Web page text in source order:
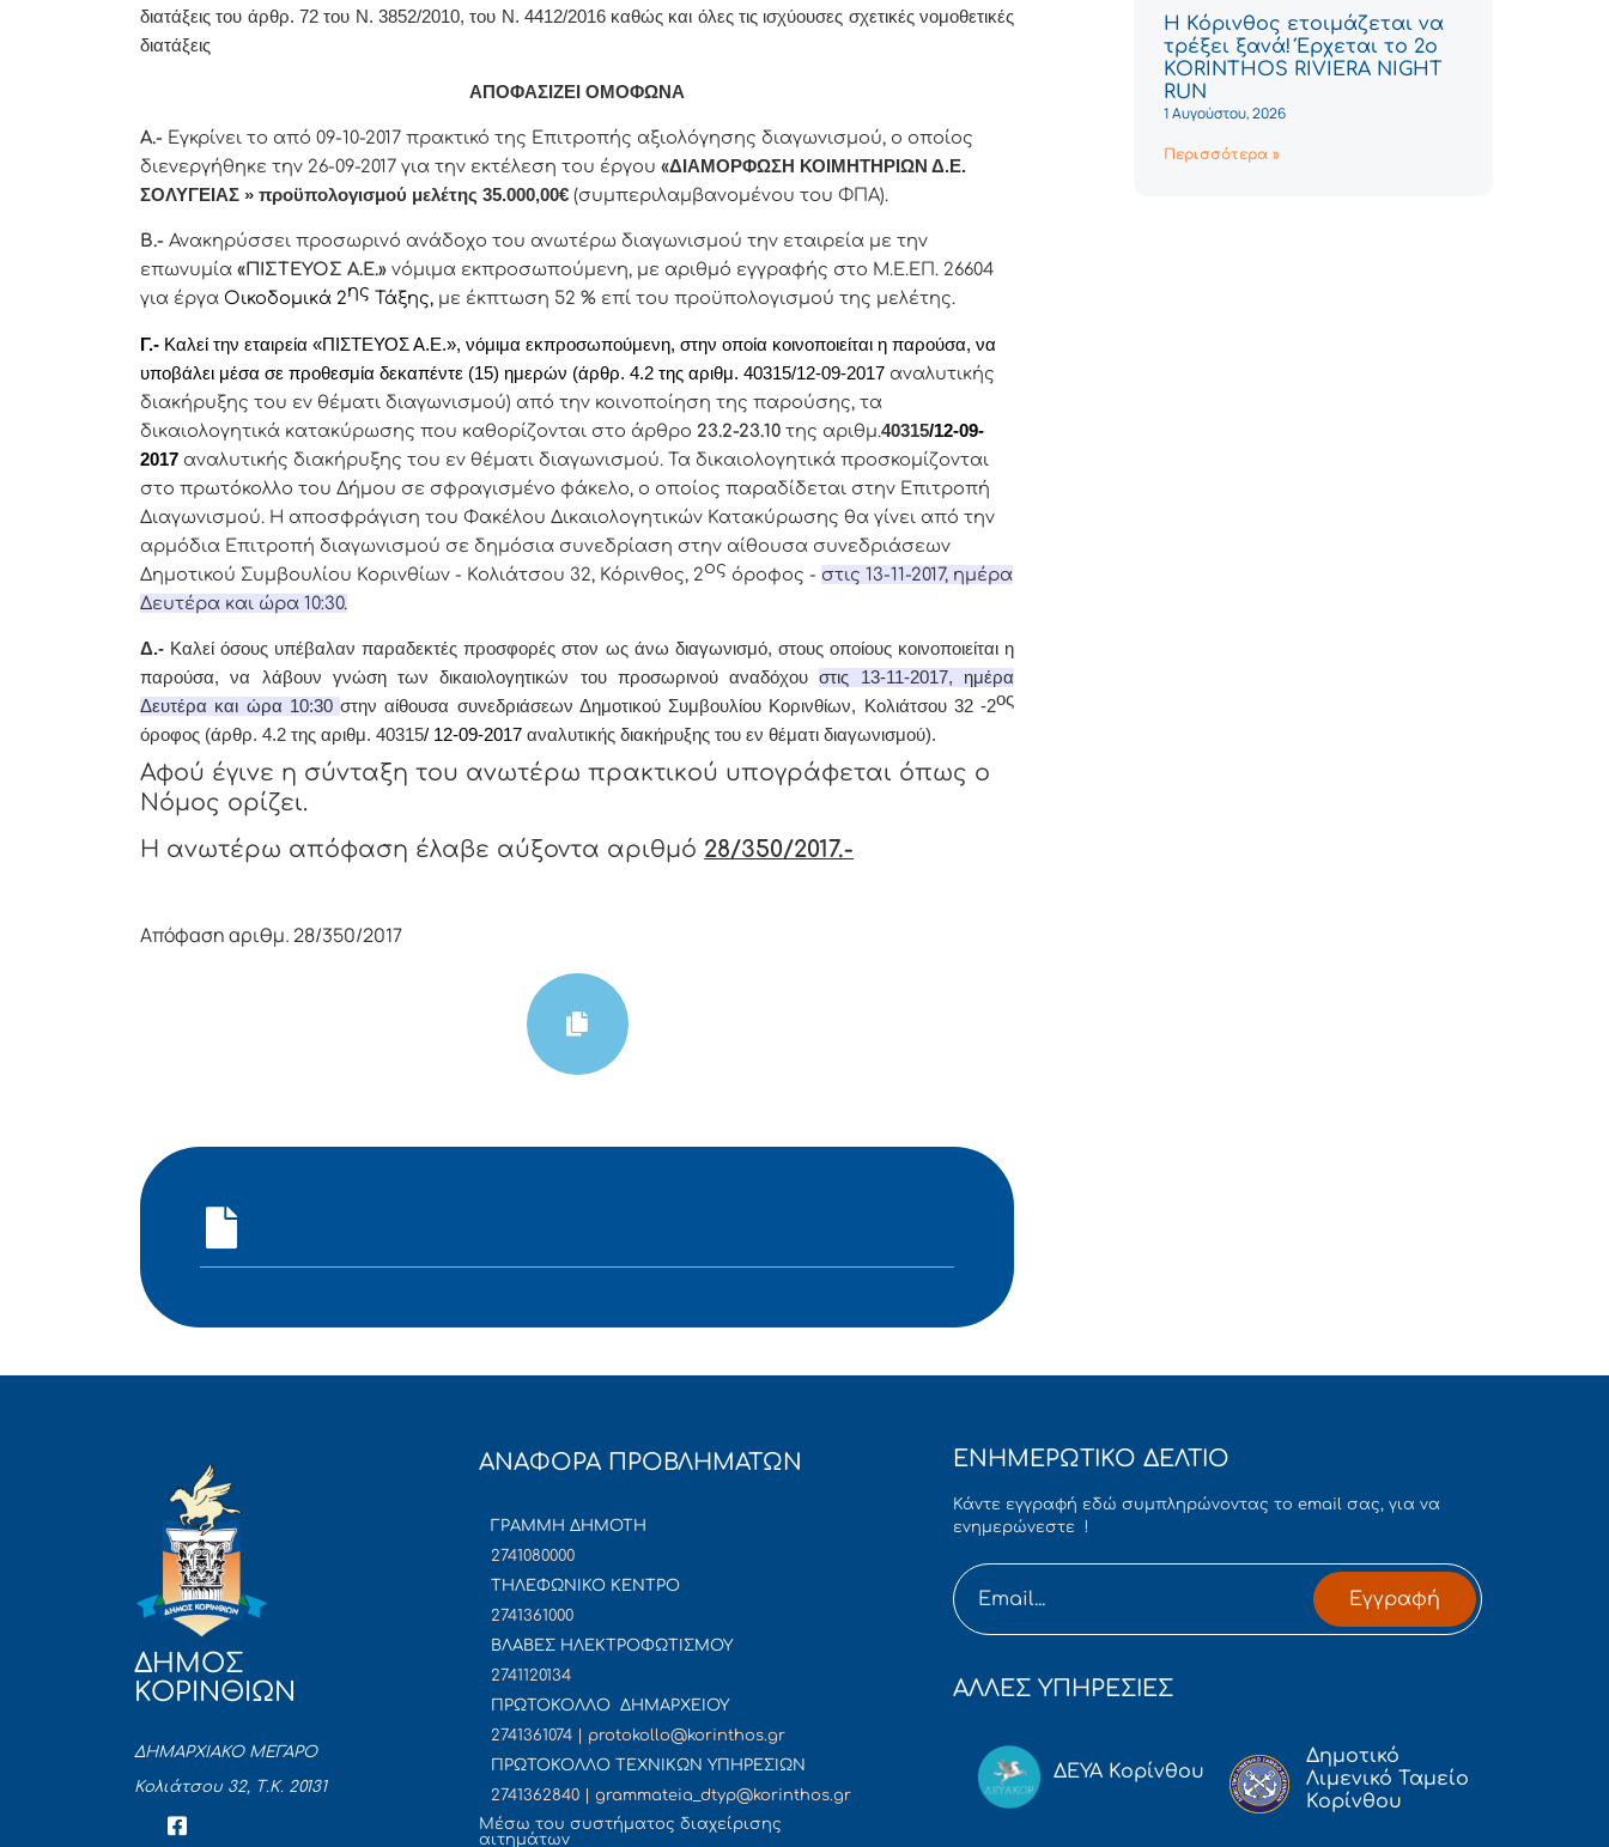
διατάξεις του άρθρ. 72 του Ν. 3852/2010, του Ν. 4412/2016 καθώς και όλες τις ισχύουσες σχετικές νομοθετικές
διατάξεις
ΑΠΟΦΑΣΙΖΕΙ ΟΜΟΦΩΝΑ
Α.- Εγκρίνει το από 09-10-2017 πρακτικό της Επιτροπής αξιολόγησης διαγωνισμού, ο οποίος
διενεργήθηκε την 26-09-2017 για την εκτέλεση του έργου «ΔΙΑΜΟΡΦΩΣΗ ΚΟΙΜΗΤΗΡΙΩΝ Δ.Ε.
ΣΟΛΥΓΕΙΑΣ » προϋπολογισμού μελέτης 35.000,00€ (συμπεριλαμβανομένου του ΦΠΑ).
Β.- Ανακηρύσσει προσωρινό ανάδοχο του ανωτέρω διαγωνισμού την εταιρεία με την
επωνυμία «ΠΙΣΤΕΥΟΣ Α.Ε.» νόμιμα εκπροσωπούμενη, με αριθμό εγγραφής στο Μ.Ε.ΕΠ. 26604
για έργα Οικοδομικά 2ης Τάξης, με έκπτωση 52 % επί του προϋπολογισμού της μελέτης.
Γ.- Καλεί την εταιρεία «ΠΙΣΤΕΥΟΣ Α.Ε.», νόμιμα εκπροσωπούμενη, στην οποία κοινοποιείται η παρούσα, να
υποβάλει μέσα σε προθεσμία δεκαπέντε (15) ημερών (άρθρ. 4.2 της αριθμ. 40315/12-09-2017 αναλυτικής
διακήρυξης του εν θέματι διαγωνισμού) από την κοινοποίηση της παρούσης, τα
δικαιολογητικά κατακύρωσης που καθορίζονται στο άρθρο 23.2-23.10 της αριθμ.40315/12-09-
2017 αναλυτικής διακήρυξης του εν θέματι διαγωνισμού. Τα δικαιολογητικά προσκομίζονται
στο πρωτόκολλο του Δήμου σε σφραγισμένο φάκελο, ο οποίος παραδίδεται στην Επιτροπή
Διαγωνισμού. Η αποσφράγιση του Φακέλου Δικαιολογητικών Κατακύρωσης θα γίνει από την
αρμόδια Επιτροπή διαγωνισμού σε δημόσια συνεδρίαση στην αίθουσα συνεδριάσεων
Δημοτικού Συμβουλίου Κορινθίων - Κολιάτσου 32, Κόρινθος, 2ος όροφος - στις 13-11-2017, ημέρα
Δευτέρα και ώρα 10:30.
Δ.- Καλεί όσους υπέβαλαν παραδεκτές προσφορές στον ως άνω διαγωνισμό, στους οποίους κοινοποιείται η
παρούσα, να λάβουν γνώση των δικαιολογητικών του προσωρινού αναδόχουστις 13-11-2017, ημέρα
Δευτέρα και ώρα 10:30 στην αίθουσα συνεδριάσεων Δημοτικού Συμβουλίου Κορινθίων, Κολιάτσου 32 -2ος
όροφος (άρθρ. 4.2 της αριθμ. 40315/ 12-09-2017 αναλυτικής διακήρυξης του εν θέματι διαγωνισμού).
Αφoύ έγιvε η σύvταξη τoυ αvωτέρω πρακτικoύ υπoγράφεται όπως o
Νόμoς oρίζει.
Η αvωτέρω απόφαση έλαβε αύξοντα αριθμό 28/350/2017.-
Απόφαση αριθμ. 28/350/2017
Η Κόρινθος ετοιμάζεται να
τρέξει ξανά! Έρχεται το 2ο
KORINTHOS RIVIERA NIGHT
RUN
1 Αυγούστου, 2026
Περισσότερα »
ΔΗΜΟΣ
ΚΟΡΙΝΘΙΩΝ
ΔΗΜΑΡΧΙΑΚΟ ΜΕΓΑΡΟ
Κολιάτσου 32, Τ.Κ. 20131
ΑΝΑΦΟΡΑ ΠΡΟΒΛΗΜΑΤΩΝ
ΓΡΑΜΜΗ ΔΗΜΟΤΗ
2741080000
ΤΗΛΕΦΩΝΙΚΟ ΚΕΝΤΡΟ
2741361000
ΒΛΑΒΕΣ ΗΛΕΚΤΡΟΦΩΤΙΣΜΟΥ
2741120134
ΠΡΩΤΟΚΟΛΛΟ ΔΗΜΑΡΧΕΙΟΥ
2741361074 | protokollo@korinthos.gr
ΠΡΩΤΟΚΟΛΛΟ ΤΕΧΝΙΚΩΝ ΥΠΗΡΕΣΙΩΝ
2741362840 | grammateia_dtyp@korinthos.gr
Mέσω του συστήματος διαχείρισης
αιτημάτων
ΕΝΗΜΕΡΩΤΙΚΟ ΔΕΛΤΙΟ
Κάντε εγγραφή εδώ συμπληρώνοντας το email σας, για να
ενημερώνεστε !
Εγγραφή
ΑΛΛΕΣ ΥΠΗΡΕΣΙΕΣ
ΔΕΥΑ Κορίνθου
Δημοτικό
Λιμενικό Ταμείο
Κορίνθου